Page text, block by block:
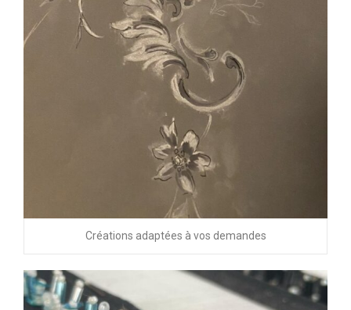
Créations adaptées à vos demandes